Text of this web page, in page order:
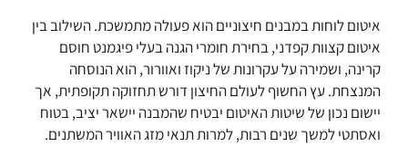
איטום לוחות במבנים חיצוניים הוא פעולה מתמשכת. השילוב בין
איטום קצוות קפדני, בחירת חומרי הגנה בעלי פיגמנט חוסם
קרינה, ושמירה על עקרונות של ניקוז ואוורור, הוא הנוסחה
המנצחת. עץ החשוף לעולם החיצון דורש תחזוקה תקופתית, אך
יישום נכון של שיטות האיטום יבטיח שהמבנה יישאר יציב, בטוח
ואסתטי למשך שנים רבות, למרות תנאי מזג האוויר המשתנים.